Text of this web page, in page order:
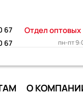
67 Отдел
67 пн-пт
О